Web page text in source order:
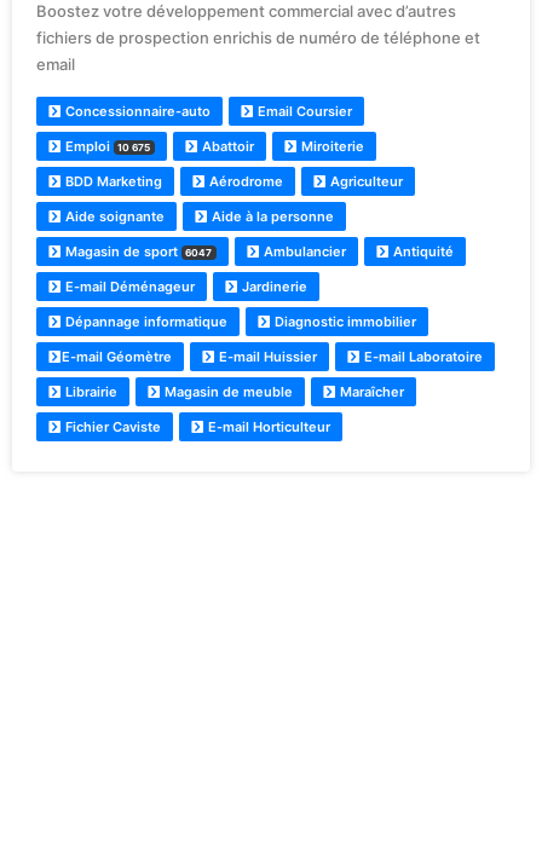
Boostez votre développement commercial avec d’autres
fichiers de prospection enrichis de numéro de téléphone et
email
Concessionnaire-auto Email Coursier
Emploi 10 675 Abattoir Miroiterie
BDD Marketing Aérodrome Agriculteur
Aide soignante Aide à la personne
Magasin de sport 6047 Ambulancier Antiquité
E-mail Déménageur Jardinerie
Dépannage informatique Diagnostic immobilier
E-mail Géomètre E-mail Huissier E-mail Laboratoire
Librairie Magasin de meuble Maraîcher
Fichier Caviste E-mail Horticulteur